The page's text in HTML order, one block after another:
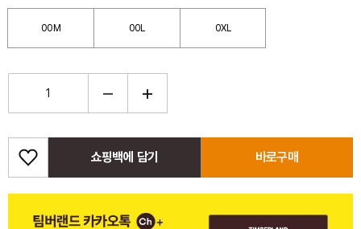
00M 00L 0XL
쇼핑백에 담기 바로구매